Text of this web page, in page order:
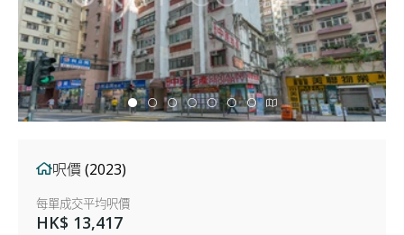
呎價 (2023)
每單成交平均呎價
HK$ 13,417